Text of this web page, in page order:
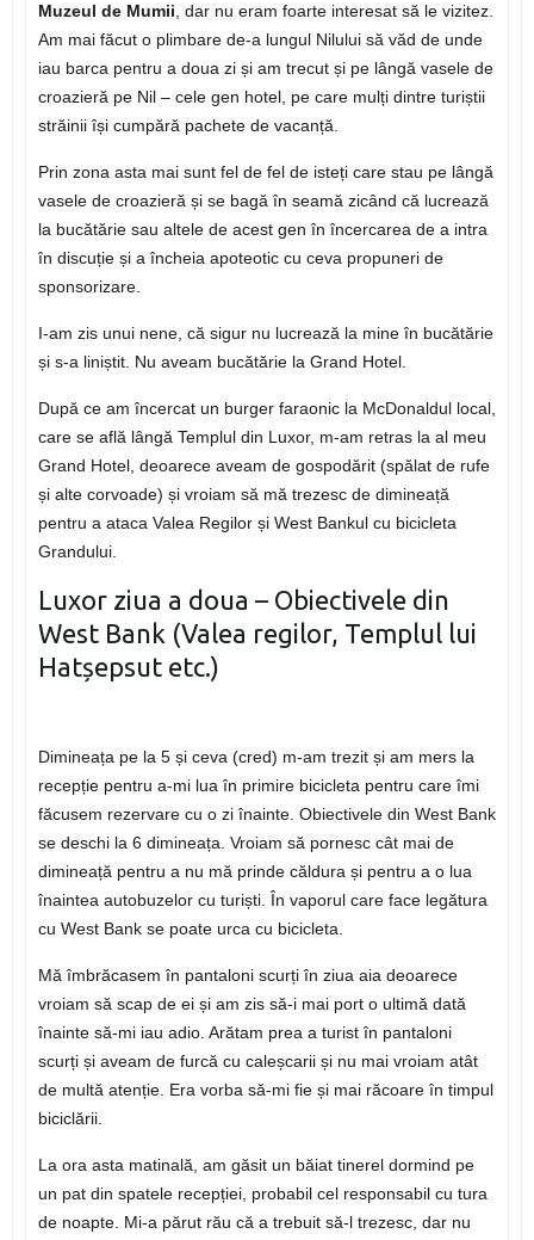
Muzeul de Mumii , dar nu eram foarte interesat să le vizitez.
Am mai făcut o plimbare de-a lungul Nilului să văd de unde
iau barca pentru a doua zi și am trecut și pe lângă vasele de
croazieră pe Nil – cele gen hotel, pe care mulți dintre turiștii
străinii își cumpără pachete de vacanță.
Prin zona asta mai sunt fel de fel de isteți care stau pe lângă
vasele de croazieră și se bagă în seamă zicând că lucrează
la bucătărie sau altele de acest gen în încercarea de a intra
în discuție și a încheia apoteotic cu ceva propuneri de
sponsorizare.
I-am zis unui nene, că sigur nu lucrează la mine în bucătărie
și s-a liniștit. Nu aveam bucătărie la Grand Hotel.
După ce am încercat un burger faraonic la McDonaldul local,
care se află lângă Templul din Luxor, m-am retras la al meu
Grand Hotel, deoarece aveam de gospodărit (spălat de rufe
și alte corvoade) și vroiam să mă trezesc de dimineață
pentru a ataca Valea Regilor și West Bankul cu bicicleta
Grandului.
Luxor ziua a doua – Obiectivele din
West Bank (Valea regilor, Templul lui
Hatșepsut etc.)
Dimineața pe la 5 și ceva (cred) m-am trezit și am mers la
recepție pentru a-mi lua în primire bicicleta pentru care îmi
făcusem rezervare cu o zi înainte. Obiectivele din West Bank
se deschi la 6 dimineața. Vroiam să pornesc cât mai de
dimineață pentru a nu mă prinde căldura și pentru a o lua
înaintea autobuzelor cu turiști. În vaporul care face legătura
cu West Bank se poate urca cu bicicleta.
Mă îmbrăcasem în pantaloni scurți în ziua aia deoarece
vroiam să scap de ei și am zis să-i mai port o ultimă dată
înainte să-mi iau adio. Arătam prea a turist în pantaloni
scurți și aveam de furcă cu caleșcarii și nu mai vroiam atât
de multă atenție. Era vorba să-mi fie și mai răcoare în timpul
biciclării.
La ora asta matinală, am găsit un băiat tinerel dormind pe
un pat din spatele recepției, probabil cel responsabil cu tura
de noapte. Mi-a părut rău că a trebuit să-l trezesc, dar nu